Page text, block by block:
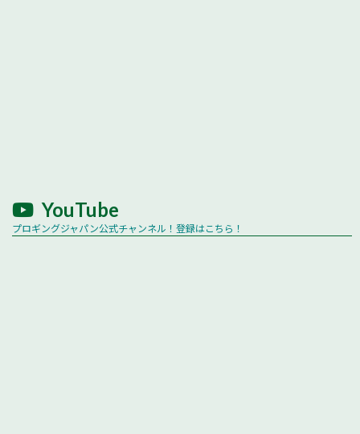
YouTube
プロギングジャパン公式チャンネル！登録はこちら！